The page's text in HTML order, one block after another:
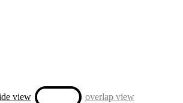
view overlap view